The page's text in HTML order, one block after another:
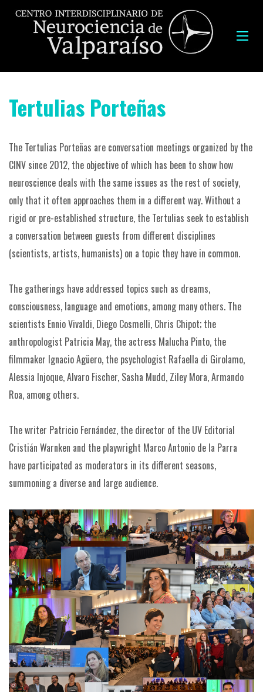
Tertulias Porteñas
The Tertulias Porteñas are conversation meetings organized by the
CINV since 2012, the objective of which has been to show how
neuroscience deals with the same issues as the rest of society,
only that it often approaches them in a different way. Without a
rigid or pre-established structure, the Tertulias seek to establish
a conversation between guests from different disciplines
(scientists, artists, humanists) on a topic they have in common.
The gatherings have addressed topics such as dreams,
consciousness, language and emotions, among many others. The
scientists Ennio Vivaldi, Diego Cosmelli, Chris Chipot; the
anthropologist Patricia May, the actress Malucha Pinto, the
filmmaker Ignacio Agüero, the psychologist Rafaella di Girolamo,
Alessia Injoque, Alvaro Fischer, Sasha Mudd, Ziley Mora, Armando
Roa, among others.
The writer Patricio Fernández, the director of the UV Editorial
Cristián Warnken and the playwright Marco Antonio de la Parra
have participated as moderators in its different seasons,
summoning a diverse and large audience.